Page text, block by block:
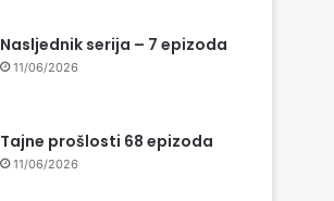
Nasljednik serija – 7 epizoda
11/06/2026
Tajne prošlosti 68 epizoda
11/06/2026